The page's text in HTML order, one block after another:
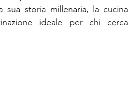
storia millenaria, la cucina
ideale per chi cerca